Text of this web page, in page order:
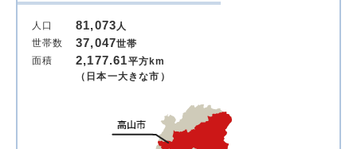
人口 81,073人
世帯数
37,047世帯
面積
2,177.61平方km
（日本一大きな市）